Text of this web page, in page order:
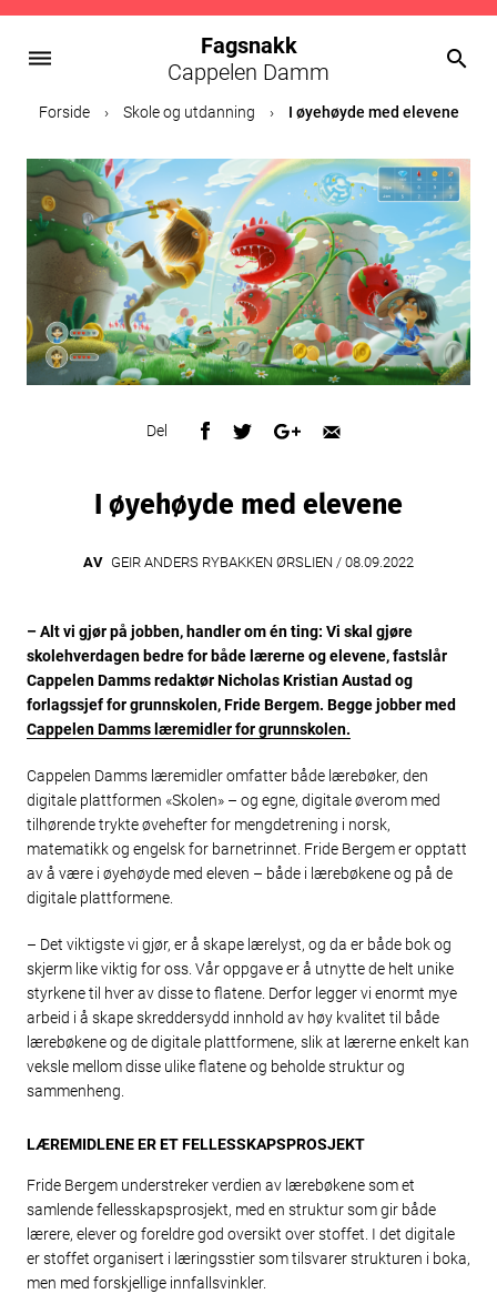
content
dehaze
Fagsnakk
Cappelen Damm
search
Forside › Skole og utdanning › I øyehøyde med elevene
Del
I øyehøyde med elevene
AV GEIR ANDERS RYBAKKEN ØRSLIEN / 08.09.2022
– Alt vi gjør på jobben, handler om én ting: Vi skal gjøre
skolehverdagen bedre for både lærerne og elevene, fastslår
Cappelen Damms redaktør Nicholas Kristian Austad og
forlagssjef for grunnskolen, Fride Bergem. Begge jobber med
Cappelen Damms læremidler for grunnskolen.
Cappelen Damms læremidler omfatter både lærebøker, den
digitale plattformen «Skolen» – og egne, digitale øverom med
tilhørende trykte øvehefter for mengdetrening i norsk,
matematikk og engelsk for barnetrinnet. Fride Bergem er opptatt
av å være i øyehøyde med eleven – både i lærebøkene og på de
digitale plattformene.
– Det viktigste vi gjør, er å skape lærelyst, og da er både bok og
skjerm like viktig for oss. Vår oppgave er å utnytte de helt unike
styrkene til hver av disse to flatene. Derfor legger vi enormt mye
arbeid i å skape skreddersydd innhold av høy kvalitet til både
lærebøkene og de digitale plattformene, slik at lærerne enkelt kan
veksle mellom disse ulike flatene og beholde struktur og
sammenheng.
LÆREMIDLENE ER ET FELLESSKAPSPROSJEKT
Fride Bergem understreker verdien av lærebøkene som et
samlende fellesskapsprosjekt, med en struktur som gir både
lærere, elever og foreldre god oversikt over stoffet. I det digitale
er stoffet organisert i læringsstier som tilsvarer strukturen i boka,
men med forskjellige innfallsvinkler.